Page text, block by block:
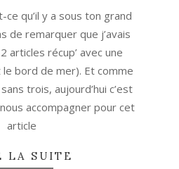
ce qu’il y a sous ton grand
de remarquer que j’avais
articles récup’ avec une
bord de mer). Et comme
trois, aujourd’hui c’est
accompagner pour cet
article
LA SUITE